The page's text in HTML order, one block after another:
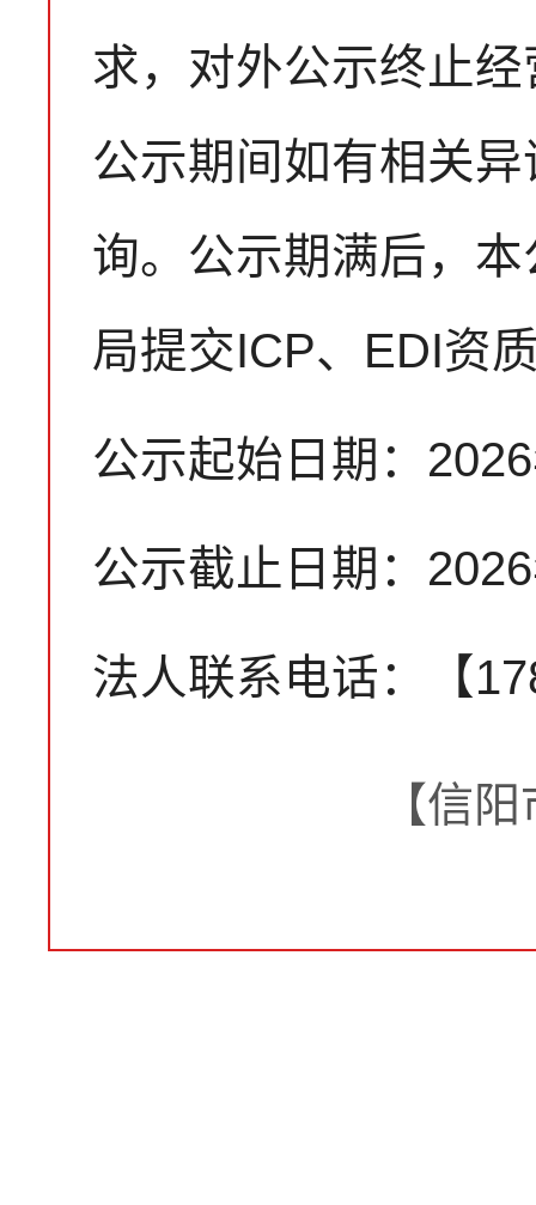
求，对外公示终止
公示期间如有相关
询。公示期满后，
局提交ICP、EDI资
公示起始日期：
公示截止日期：
法人联系电话：【
【信